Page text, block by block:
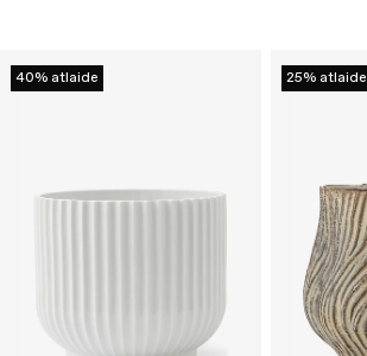
40% atlaide 25% atlaide